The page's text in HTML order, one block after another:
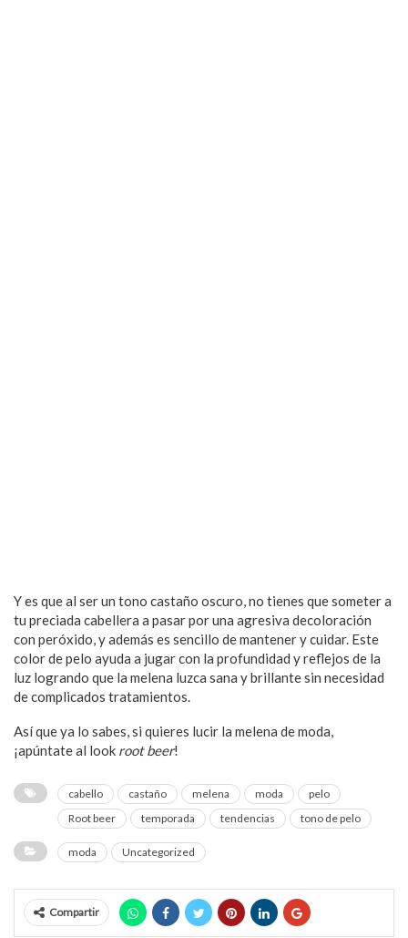
Y es que al ser un tono castaño oscuro, no tienes que someter a
tu preciada cabellera a pasar por una agresiva decoloración
con peróxido, y además es sencillo de mantener y cuidar. Este
color de pelo ayuda a jugar con la profundidad y reflejos de la
luz logrando que la melena luzca sana y brillante sin necesidad
de complicados tratamientos.
Así que ya lo sabes, si quieres lucir la melena de moda,
¡apúntate al look root beer!
cabello castaño melena moda
pelo
Root beer
temporada tendencias tono de pelo
moda Uncategorized
Compartir